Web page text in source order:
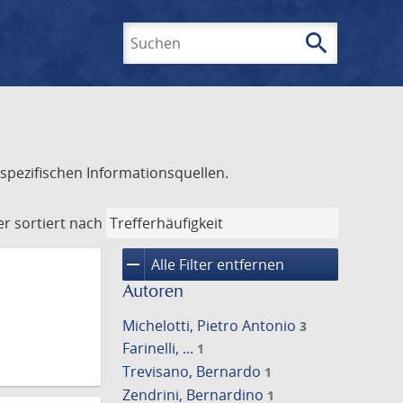
search
Informationsquellen.
sortiert nach
remove Alle Filter entfernen
Autoren
Michelotti, Pietro Antonio 3
Farinelli, ... 1
Trevisano, Bernardo 1
Zendrini, Bernardino 1